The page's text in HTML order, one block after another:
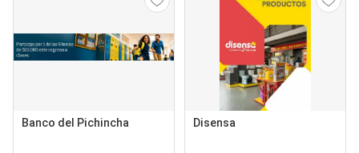
Banco del Pichincha Disensa